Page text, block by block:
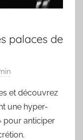
palaces de
et découvrez
une hyper-
pour anticiper